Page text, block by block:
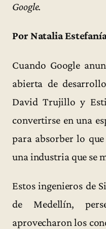
Google.
Por Natalia
Cuando Google
abierta de
David Trujillo y
convertirse en una
para absorber lo
una industria que se
Estos ingenieros de
de Medellín,
aprovecharon los